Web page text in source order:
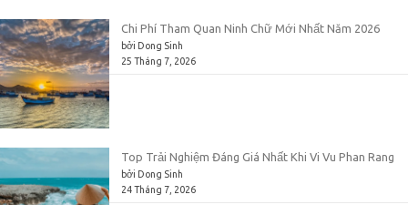
Chi Phí Tham Quan Ninh Chữ Mới Nhất Năm 2026
bởi Dong Sinh
25 Tháng 7, 2026
Top Trải Nghiệm Đáng Giá Nhất Khi Vi Vu Phan Rang
bởi Dong Sinh
24 Tháng 7, 2026